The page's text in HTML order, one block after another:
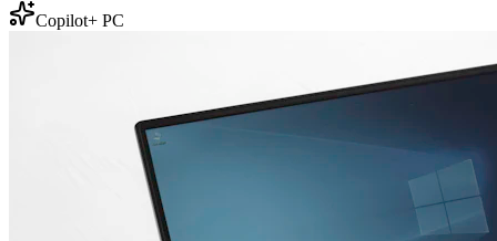
Copilot+ PC